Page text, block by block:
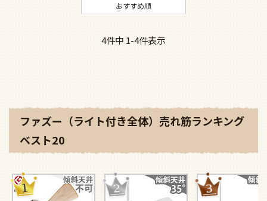
おすすめ順
4件中 1-4件表示
ファズー（ライト付き全体）売れ筋ランキング
ベスト20